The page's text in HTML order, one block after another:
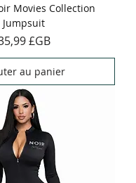
Movies Collection
Jumpsuit
£GB
au panier